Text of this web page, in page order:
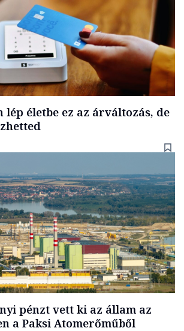
lép életbe ez az árváltozás, de
pénzt vett ki az állam az
a Paksi Atomerőműből